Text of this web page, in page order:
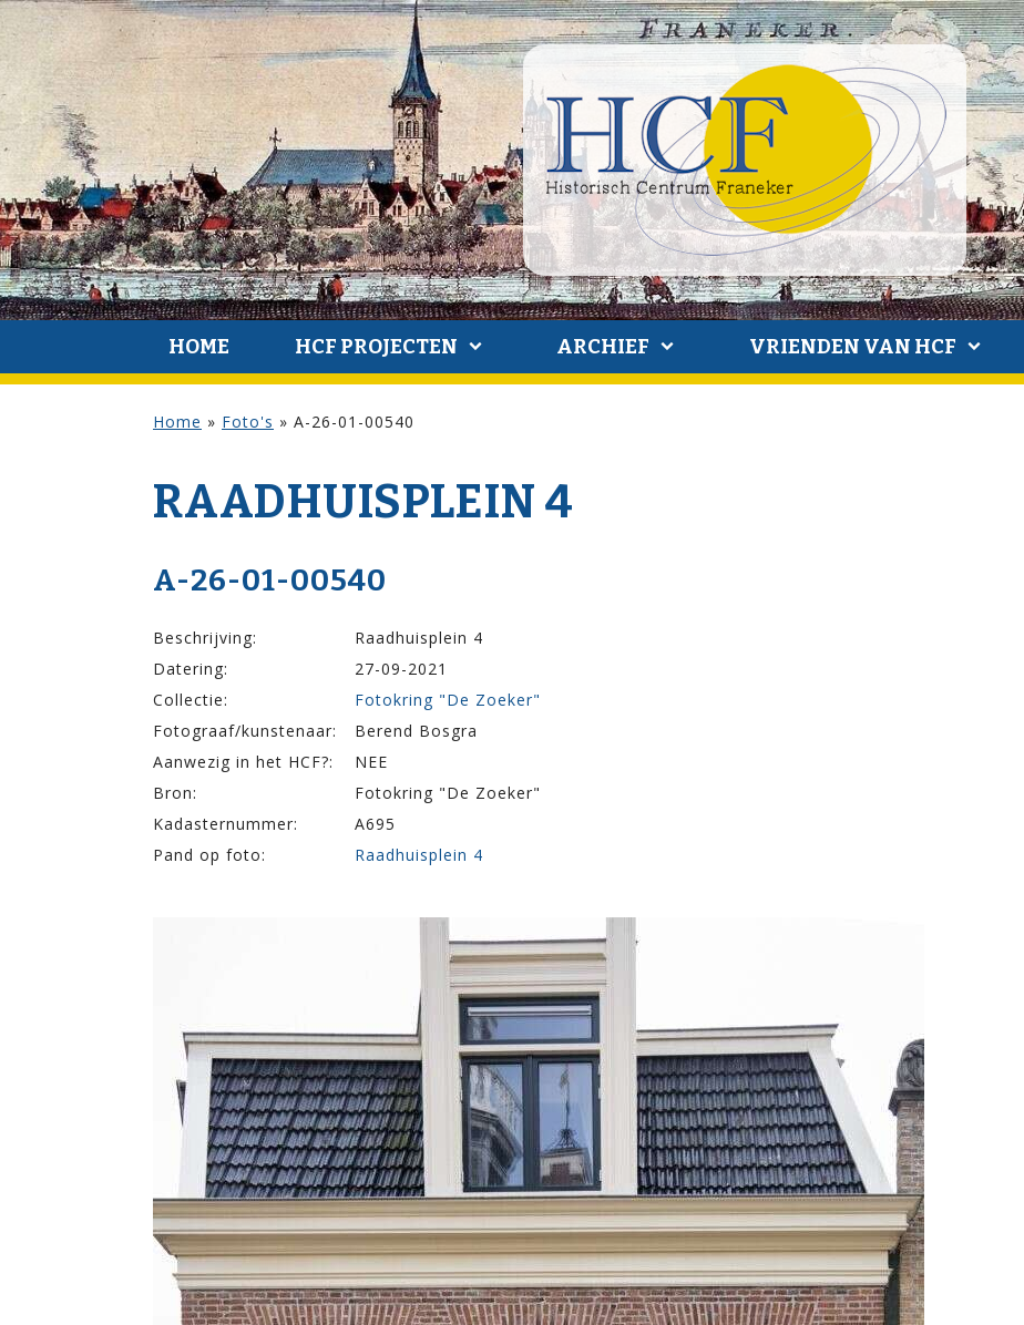
HOME HCF PROJECTEN ARCHIEF VRIENDEN VAN HCF
Home » Foto's » A-26-01-00540
RAADHUISPLEIN 4
A-26-01-00540
Beschrijving:
Raadhuisplein 4
Datering:
27-09-2021
Collectie:
Fotokring "De Zoeker"
Fotograaf/kunstenaar:
Berend Bosgra
Aanwezig in het HCF?:
NEE
Bron:
Fotokring "De Zoeker"
Kadasternummer:
A695
Pand op foto:
Raadhuisplein 4